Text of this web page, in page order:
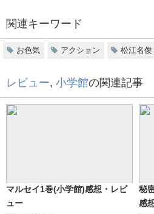
関連キーワード
お色気 アクション 松江名俊
レビュー, 小学館の関連記事
マルセイ1巻(小学館)感想・レビ
ュー
秘
感